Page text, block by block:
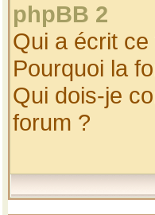
phpBB 2
Qui a écrit ce
Pourquoi la
Qui dois-je
forum ?